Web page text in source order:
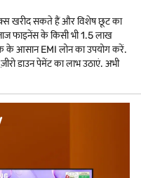
खरीद सकते हैं और विशेष छूट का
फाइनेंस के किसी भी 1.5 लाख
के आसान EMI लोन का उपयोग करें.
डाउन पेमेंट का लाभ उठाएं. अभी